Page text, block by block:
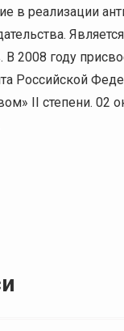
в реализации
2008 году
Российской
II степени. 02